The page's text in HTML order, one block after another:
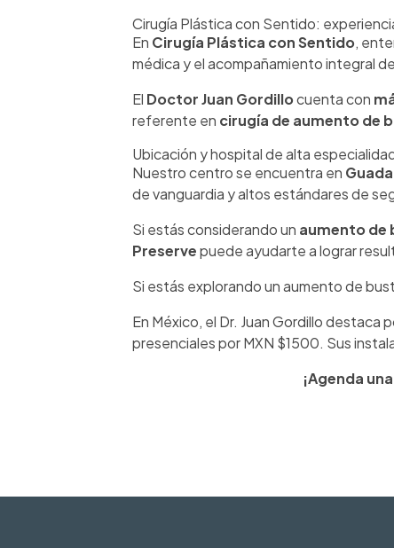
Cirugía Plástica con Sentido:
En Cirugía Plástica con Sentido,
médica y el acompañamiento integral
El Doctor Juan Gordillocuenta con
referente en cirugía de aumento de
Ubicación y hospital de alta
Nuestro centro se encuentra en
de vanguardia y altos estándares de
Si estás considerando un aumento de
Preservepuede ayudarte a lograr
Si estás explorando un aumento de
En México, el Dr. Juan Gordillo
presenciales por MXN $1500. Sus
¡Agenda